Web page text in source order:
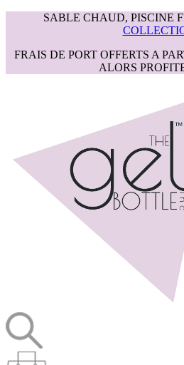
SABLE CHAUD, PISCINE
FRAIS DE PORT OFFERTS A
ALORS